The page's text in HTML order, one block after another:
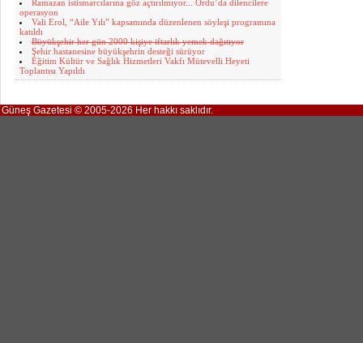
Ramazan istismarcılarına göz açtırılmıyor... Ordu’da dilencilere
operasyon
Vali Erol, “Aile Yılı” kapsamında düzenlenen söyleşi programına
katıldı
Büyükşehir her gün 2000 kişiye iftarlık yemek dağıtıyor
Şehir hastanesine büyükşehrin desteği sürüyor
Eğitim Kültür ve Sağlık Hizmetleri Vakfı Mütevelli Heyeti
Toplantısı Yapıldı
Güneş Gazetesi © 2005-2026 Her hakkı saklıdır.